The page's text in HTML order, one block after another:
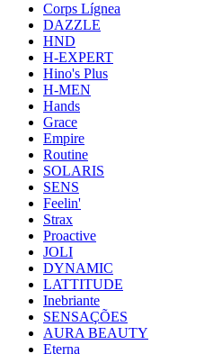
Corps Lígnea
DAZZLE
HND
H-EXPERT
Hino's Plus
H-MEN
Hands
Grace
Empire
Routine
SOLARIS
SENS
Feelin'
Strax
Proactive
JOLI
DYNAMIC
LATTITUDE
Inebriante
SENSAÇÕES
AURA BEAUTY
Eterna